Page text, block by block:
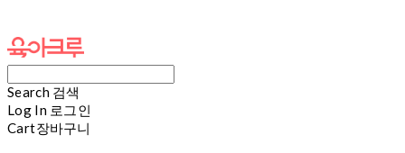
Search 검색
Log In 로그인
Cart장바구니